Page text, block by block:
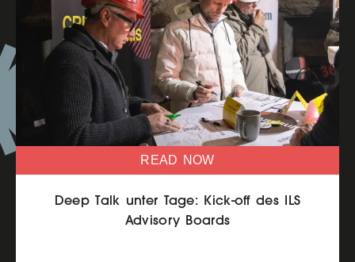
READ NOW
Deep Talk unter Tage: Kick-off des ILS
Advisory Boards